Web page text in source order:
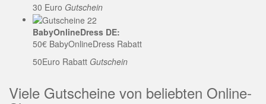
30 Euro Gutschein
BabyOnlineDress DE:
50€ BabyOnlineDress Rabatt
50Euro Rabatt Gutschein
Viele Gutscheine von beliebten Online-